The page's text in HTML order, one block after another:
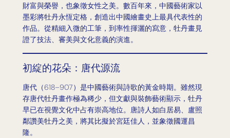
財富與榮譽，也象徵女性之美。數百年來，中國藝術家以
墨彩將牡丹永恆定格，創造出中國繪畫史上最具代表性的
作品。從精細入微的工筆，到率性揮灑的寫意，牡丹畫見
證了技法、審美與文化意義的演進。
初綻的花朵：唐代源流
唐代（618–907）是中國藝術與詩歌的黃金時期。雖然現
存唐代牡丹畫作極為稀少，但文獻與裝飾藝術顯示，牡丹
早已在視覺文化中占有崇高地位。唐詩人如白居易、盧照
鄰讚美牡丹之美，將其比擬於宮廷佳人，並象徵國運昌
隆。